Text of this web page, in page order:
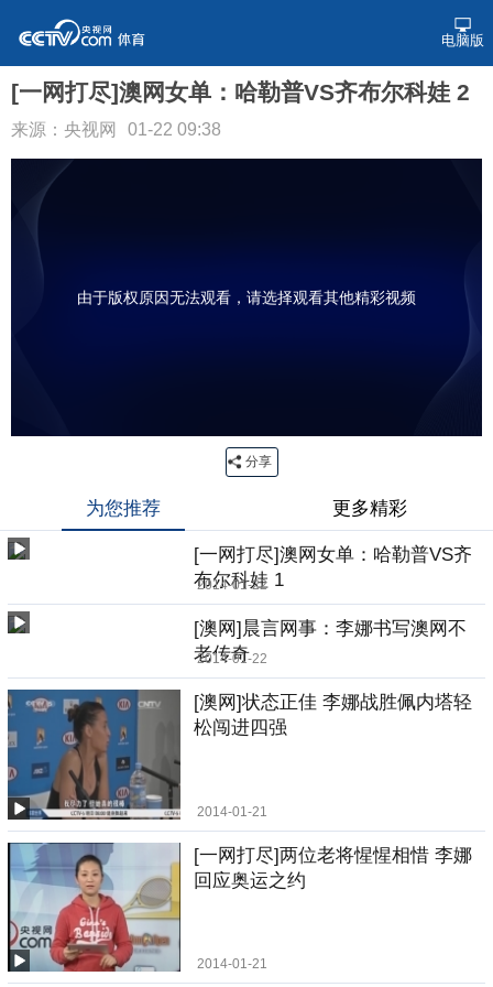
电脑版
[一网打尽]澳网女单：哈勒普VS齐布尔科娃 2
来源：央视网 01-22 09:38
由于版权原因无法观看，请选择观看其他精彩视频
分享
为您推荐 更多精彩
[一网打尽]澳网女单：哈勒普VS齐
布尔科娃 1
2014-01-22
[澳网]晨言网事：李娜书写澳网不
老传奇
2014-01-22
[澳网]状态正佳 李娜战胜佩内塔轻
松闯进四强
2014-01-21
[一网打尽]两位老将惺惺相惜 李娜
回应奥运之约
2014-01-21